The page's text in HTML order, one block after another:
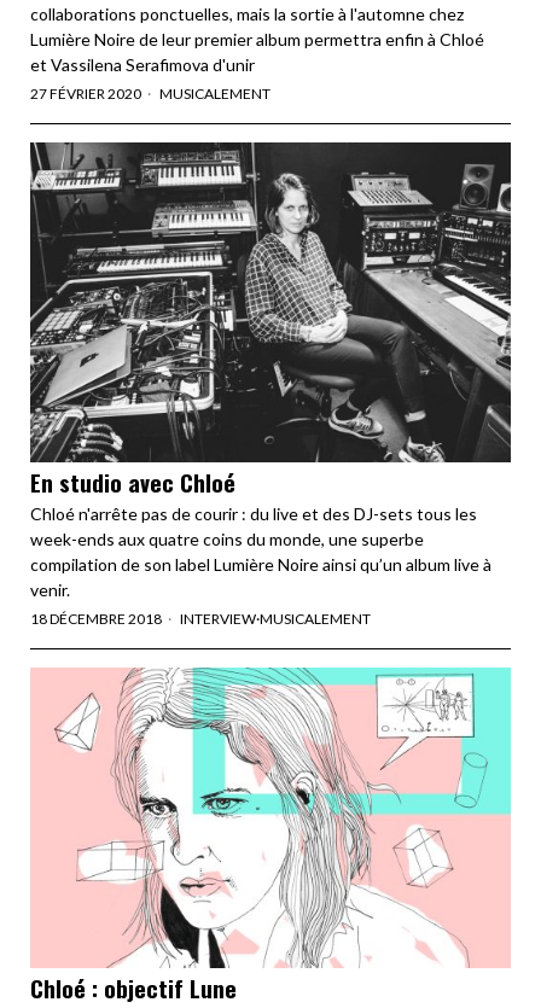
collaborations ponctuelles, mais la sortie à l'automne chez
Lumière Noire de leur premier album permettra enfin à Chloé
et Vassilena Serafimova d'unir
27 FÉVRIER 2020 MUSICALEMENT
En studio avec Chloé
Chloé n'arrête pas de courir : du live et des DJ-sets tous les
week-ends aux quatre coins du monde, une superbe
compilation de son label Lumière Noire ainsi qu’un album live à
venir.
18 DÉCEMBRE 2018 INTERVIEW·MUSICALEMENT
Chloé : objectif Lune